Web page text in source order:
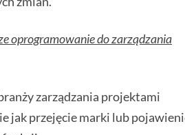
oprogramowanie do zarządzania
zarządzania projektami
jak przejęcie marki lub